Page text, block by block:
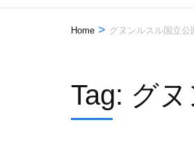
Home > グヌンルスル国立公
Tag: グ